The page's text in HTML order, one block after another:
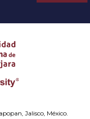
Jalisco, México.